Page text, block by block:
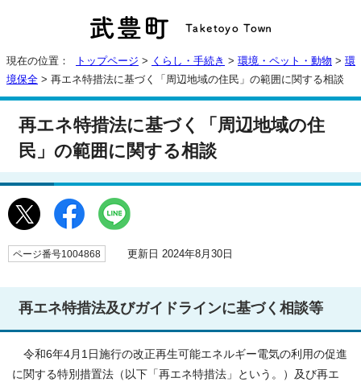
現在の位置： トップページ > くらし・手続き > 環境・ペット・動物 > 環
境保全 > 再エネ特措法に基づく「周辺地域の住民」の範囲に関する相談
再エネ特措法に基づく「周辺地域の住
民」の範囲に関する相談
ページ番号1004868 更新日 2024年8月30日
再エネ特措法及びガイドラインに基づく相談等
令和6年4月1日施行の改正再生可能エネルギー電気の利用の促進
に関する特別措置法（以下「再エネ特措法」という。）及び再エ